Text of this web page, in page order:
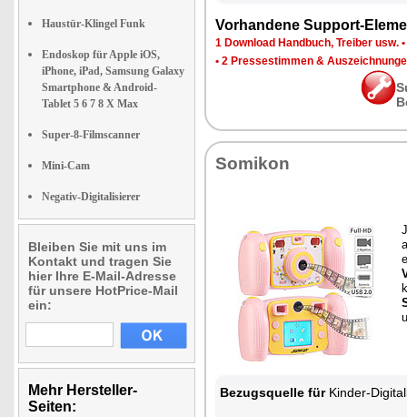
Haustür-Klingel Funk
Endoskop für Apple iOS,
iPhone, iPad, Samsung Galaxy
Smartphone & Android-
Tablet 5 6 7 8 X Max
Super-8-Filmscanner
Mini-Cam
Negativ-Digitalisierer
Bleiben Sie mit uns im
Kontakt und tragen Sie
hier Ihre E-Mail-Adresse
für unsere HotPrice-Mail
ein:
Mehr Hersteller-
Seiten:
Vorhandene Support-
1 Download Handbuch, Treiber usw. •
• 2 Pressestimmen &
Somikon
Bezugsquelle fürKinder-